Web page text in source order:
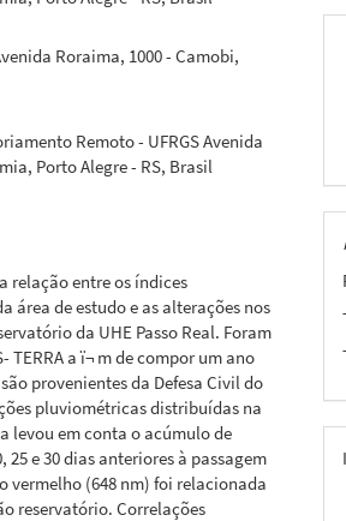
Roraima, 1000 - Camobi,
Remoto - UFRGS Avenida
Porto Alegre - RS, Brasil
relação entre os índices
área de estudo e as alterações nos
da UHE Passo Real. Foram
TERRA a ï¬ m de compor um ano
provenientes da Defesa Civil do
pluviométricas distribuídas na
levou em conta o acúmulo de
e 30 dias anteriores à passagem
vermelho (648 nm) foi relacionada
reservatório. Correlações